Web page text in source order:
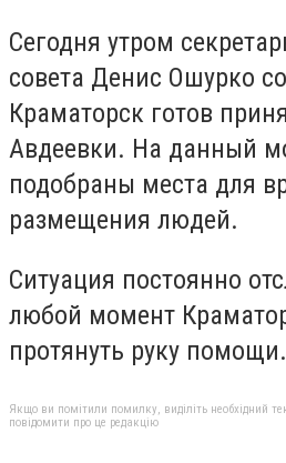
Сегодня утром
совета Денис Ошурко
Краматорск готов
Авдеевки. На данный
подобраны места для
размещения людей.
Ситуация постоянно
любой момент
протянуть руку помощи.
Якщо ви помітили помилку, виділіть необхідний
повідомити про це редакцію